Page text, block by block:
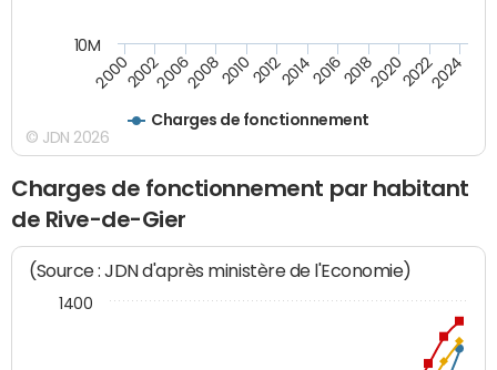
Charges de fonctionnement
200020022006200820102012201420162018202020222024
10M
© JDN 2026
Charges de fonctionnement par habitant
de Rive-de-Gier
(Source : JDN d'après ministère de l'Economie)
1400